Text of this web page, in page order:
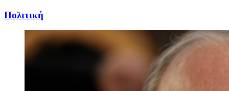
Πολιτική